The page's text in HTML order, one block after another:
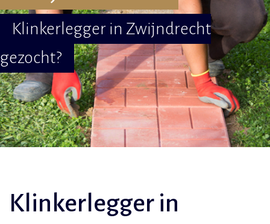
Klinkerlegger in Zwijndrecht
gezocht?
Klinkerlegger in